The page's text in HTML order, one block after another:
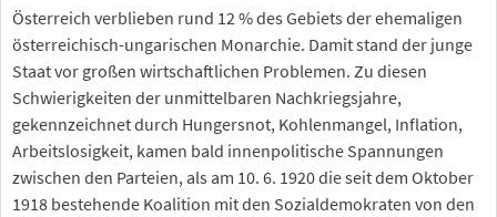
Österreich verblieben rund 12 % des Gebiets der ehemaligen
österreichisch-ungarischen Monarchie. Damit stand der junge
Staat vor großen wirtschaftlichen Problemen. Zu diesen
Schwierigkeiten der unmittelbaren Nachkriegsjahre,
gekennzeichnet durch Hungersnot, Kohlenmangel, Inflation,
Arbeitslosigkeit, kamen bald innenpolitische Spannungen
zwischen den Parteien, als am 10. 6. 1920 die seit dem Oktober
1918 bestehende Koalition mit den Sozialdemokraten von den